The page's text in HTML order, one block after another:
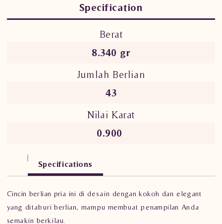
Specification
Berat
8.340 gr
Jumlah Berlian
43
Nilai Karat
0.900
Specifications
Cincin berlian pria ini di desain dengan kokoh dan elegant
yang ditaburi berlian, mampu membuat penampilan Anda
semakin berkilau.